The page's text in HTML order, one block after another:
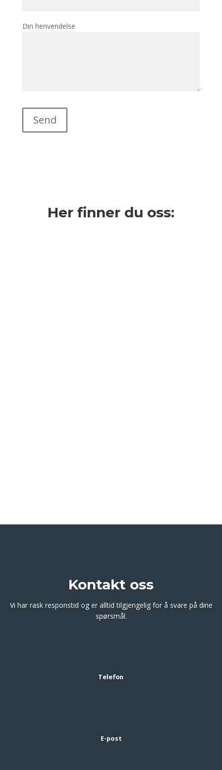
Din henvendelse
Her finner du oss:
Kontakt oss
Vi har rask responstid og er alltid tilgjengelig for å svare på dine
spørsmål.
Telefon
E-post